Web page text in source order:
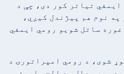
تیاتر کور دی، چې د
نوم هم پیژندل کیږي،
ساتل شویو رومي ایمفي
شوی، د رومي امپراتورۍ د